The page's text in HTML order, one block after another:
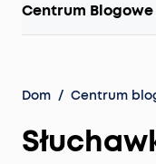
Centrum Blogowe
Dom / Centrum